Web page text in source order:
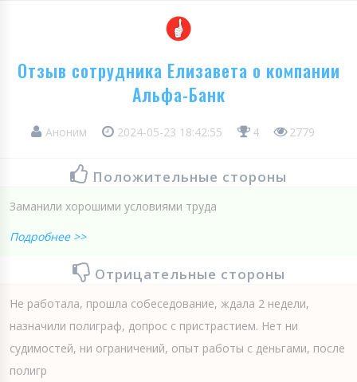
Отзыв сотрудника Елизавета о компании
Альфа-Банк
Аноним 2024-05-23 18:42:55 4 2779
Положительные стороны
Заманили хорошими условиями труда
Подробнее >>
Отрицательные стороны
Не работала, прошла собеседование, ждала 2 недели,
назначили полиграф, допрос с пристрастием. Нет ни
судимостей, ни ограничений, опыт работы с деньгами, после
полигр